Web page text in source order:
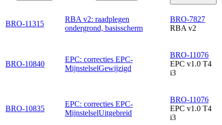
BRO-11315
RBA v2: raadplegen
ondergrond, basisscherm
BRO-7827
RBA v2
BRO-10840
EPC: correcties EPC-
MijnstelselGewijzigd
BRO-11076
EPC v1.0 T4
i3
BRO-10835
EPC: correcties EPC-
MijnstelselUitgebreid
BRO-11076
EPC v1.0 T4
i3